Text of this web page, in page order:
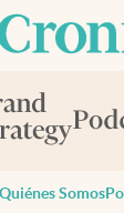
Somos